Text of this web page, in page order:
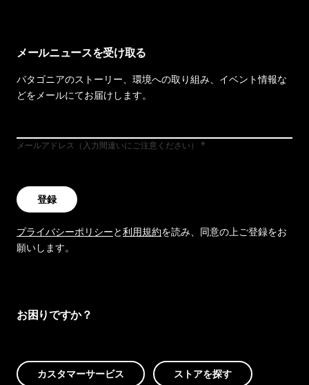
メールニュースを受け取る
パタゴニアのストーリー、環境への取り組み、イベント情報な
どをメールにてお届けします。
メールアドレス（入力間違いにご注意ください）
登録
プライバシーポリシーと利用規約を読み、同意の上ご登録をお
願いします。
お困りですか？
カスタマーサービス ストアを探す